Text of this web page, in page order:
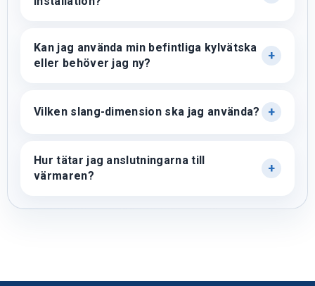
Kan jag använda min befintliga kylvätska
eller behöver jag ny?
Vilken slang-dimension ska jag använda?
Hur tätar jag anslutningarna till
värmaren?